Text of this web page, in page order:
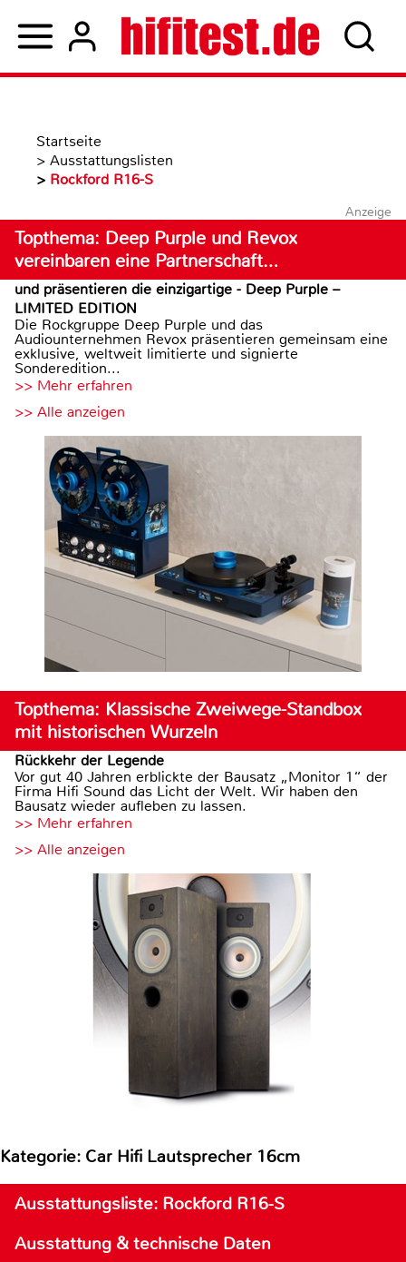
Startseite
> Ausstattungslisten
> Rockford R16-S
Anzeige
Topthema: Deep Purple und Revox
vereinbaren eine Partnerschaft…
und präsentieren die einzigartige - Deep Purple –
LIMITED EDITION
Die Rockgruppe Deep Purple und das
Audiounternehmen Revox präsentieren gemeinsam eine
exklusive, weltweit limitierte und signierte
Sonderedition...
>> Mehr erfahren
>> Alle anzeigen
Topthema: Klassische Zweiwege-Standbox
mit historischen Wurzeln
Rückkehr der Legende
Vor gut 40 Jahren erblickte der Bausatz „Monitor 1“ der
Firma Hifi Sound das Licht der Welt. Wir haben den
Bausatz wieder aufleben zu lassen.
>> Mehr erfahren
>> Alle anzeigen
Kategorie: Car Hifi Lautsprecher 16cm
Ausstattungsliste: Rockford R16-S
Ausstattung & technische Daten